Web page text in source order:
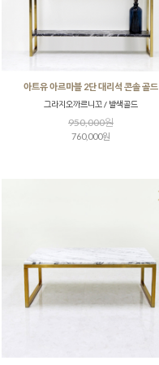
아트유 아르마블 2단 대리석 콘솔 골드
그라지오까르니꼬 / 발색골드
950,000원
760,000원